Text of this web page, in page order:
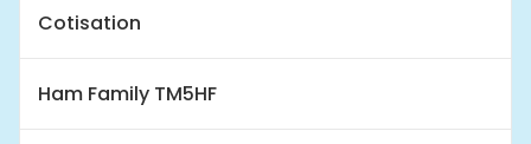
Cotisation
Ham Family TM5HF